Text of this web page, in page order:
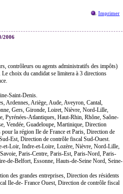
Imprimer
2006
contrôleurs ou agents administratifs des impôts)
choix du candidat se limitera à 3 directions
Saint-Denis.
Ardennes, Ariège, Aude, Aveyron, Cantal,
Gers, Gironde, Loiret, Nièvre, Nord-Lille,
Pyrénées-Atlantiques, Haut-Rhin, Rhône, Saône-
Vendée, Guadeloupe, Martinique, Direction
la région Ile de France et Paris, Direction de
Est, Direction de contrôle fiscal Sud-Ouest.
et-Loir, Indre-et-Loire, Lozère, Nièvre, Nord-Lille,
Paris-Centre, Paris-Est, Paris-Nord, Paris-
de-Belfort, Essonne, Hauts-de-Seine Nord, Seine-
des grandes entreprises, Direction des résidents
Ile-de- France Ouest, Direction de contrôle fiscal